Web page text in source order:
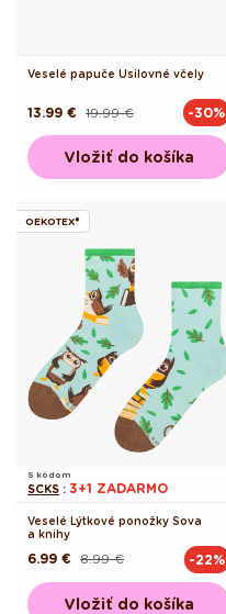
Veselé papuče Usilovné včely
Pôvodná19.99 €
Akciová
13.99 € -30%
Vložiť do košíka
OEKOTEX®
S kódom
SCKS : 3+1 ZADARMO
Veselé Lýtkové ponožky Sova
a knihy
Pôvodná8.99 €
Akciová
6.99 € -22%
Vložiť do košíka